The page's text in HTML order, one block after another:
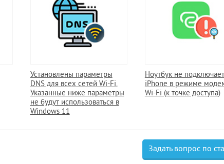
Установлены параметры
DNS для всех сетей Wi-Fi.
Указанные ниже параметры
не будут использоваться в
Windows 11
Ноутбук не
iPhone в режиме
Wi-Fi (к точке доступа)
Задать вопрос по